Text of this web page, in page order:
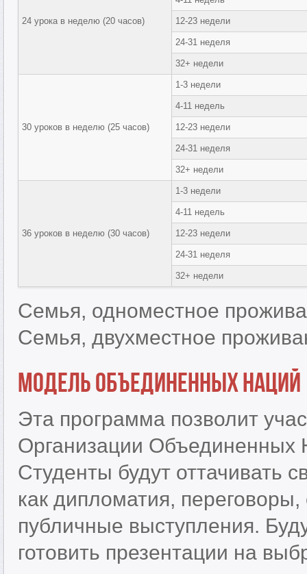
24 урока в неделю (20 часов) 12-23 недели
24-31 неделя
32+ недели
30 уроков в неделю (25 часов)
1-3 недели
4-11 недель
12-23 недели
24-31 неделя
32+ недели
36 уроков в неделю (30 часов)
1-3 недели
4-11 недель
12-23 недели
24-31 неделя
32+ недели
Семья, одноместное
Семья, двухместное
Модель Объединенных наций
Эта программа позволит
Организации Объединенных
Студенты будут оттачивать
как дипломатия,
публичные выступления.
готовить презентации на